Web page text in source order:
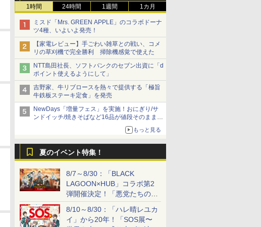
1時間 24時間 1週間 1カ月
ミスド「Mrs. GREEN APPLE」のコラボドーナ
ツ4種、いよいよ発売！
【家電レビュー】手ごわい雑草との戦い、コメ
リの草刈機で完全勝利 掃除機感覚で使えた
NTT島田社長、ソフトバンクのセブン出資に「d
ポイント使えるようにして」
吉野家、牛リブロースを熱々で提供する「極旨
牛鉄板ステーキ定食」を発売
NewDays「増量フェス」を実施！おにぎり/サ
ンドイッチ/焼きそばなど16品が値段そのままで
もっと見る
夏のイベント特集！
8/7～8/30：「BLACK
LAGOON×HUB」コラボ第2
弾開催決定！「悪党たちの休
日」がテーマに
8/10～8/30：「ハレ晴レユカ
イ」から20年！「SOS展〜